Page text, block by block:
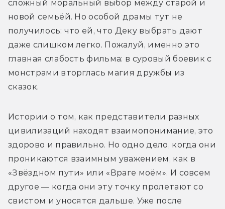
сложный моральный выбор между старой и
новой семьёй. Но особой драмы тут не
получилось: что ей, что Деку выбрать дают
даже слишком легко. Пожалуй, именно это
главная слабость фильма: в суровый боевик с
монстрами вторглась магия дружбы из
сказок.
Истории о том, как представители разных
цивилизаций находят взаимопонимание, это
здорово и правильно. Но одно дело, когда они
проникаются взаимным уважением, как в
«Звёздном пути» или «Враге моём». И совсем
другое — когда они эту точку пролетают со
свистом и уносятся дальше. Уже после